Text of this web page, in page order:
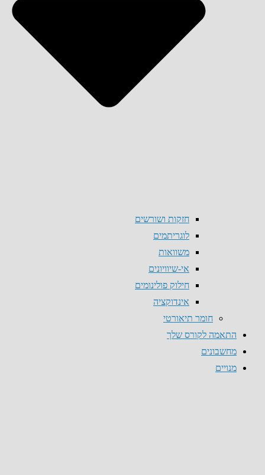
חזקות ושורשים
לוגריתמים
משוואות
אי-שיוויונים
חילוק פולינומים
אינדוקציה
חומר תיאורטי
התאמה לקורס שלך
מחשבונים
מנויים